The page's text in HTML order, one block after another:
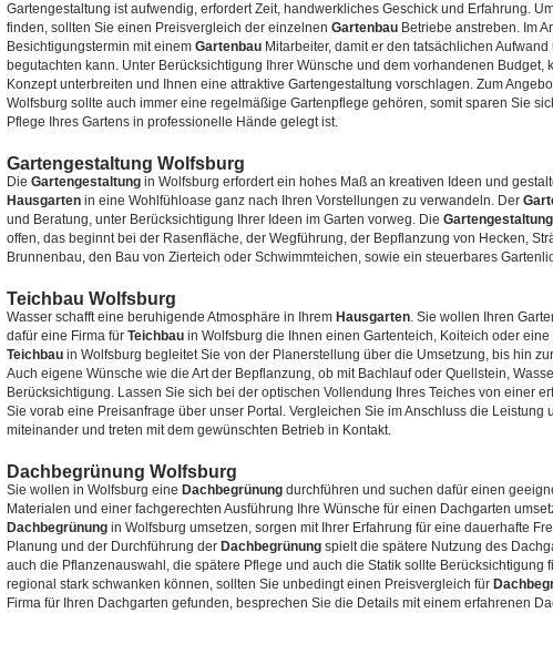
Gartengestaltung ist aufwendig, erfordert Zeit, handwerkliches Geschick und Erfahrung.
finden, sollten Sie einen Preisvergleich der einzelnen Gartenbau Betriebe anstreben. Im
Besichtigungstermin mit einem Gartenbau Mitarbeiter, damit er den tatsächlichen
begutachten kann. Unter Berücksichtigung Ihrer Wünsche und dem vorhandenen Budget,
Konzept unterbreiten und Ihnen eine attraktive Gartengestaltung vorschlagen. Zum
Wolfsburg sollte auch immer eine regelmäßige Gartenpflege gehören, somit sparen Sie
Pflege Ihres Gartens in professionelle Hände gelegt ist.
Gartengestaltung Wolfsburg
Die Gartengestaltung in Wolfsburg erfordert ein hohes Maß an kreativen Ideen und
Hausgarten in eine Wohlfühloase ganz nach Ihren Vorstellungen zu verwandeln. Der
und Beratung, unter Berücksichtigung Ihrer Ideen im Garten vorweg. Die Gartengestaltung
offen, das beginnt bei der Rasenfläche, der Wegführung, der Bepflanzung von Hecken,
Brunnenbau, den Bau von Zierteich oder Schwimmteichen, sowie ein steuerbares
Teichbau Wolfsburg
Wasser schafft eine beruhigende Atmosphäre in Ihrem Hausgarten. Sie wollen Ihren
dafür eine Firma für Teichbau in Wolfsburg die Ihnen einen Gartenteich, Koiteich oder
Teichbau in Wolfsburg begleitet Sie von der Planerstellung über die Umsetzung, bis hin
Auch eigene Wünsche wie die Art der Bepflanzung, ob mit Bachlauf oder Quellstein,
Berücksichtigung. Lassen Sie sich bei der optischen Vollendung Ihres Teiches von einer
Sie vorab eine Preisanfrage über unser Portal. Vergleichen Sie im Anschluss die Leistung
miteinander und treten mit dem gewünschten Betrieb in Kontakt.
Dachbegrünung Wolfsburg
Sie wollen in Wolfsburg eine Dachbegrünung durchführen und suchen dafür einen
Materialen und einer fachgerechten Ausführung Ihre Wünsche für einen Dachgarten
Dachbegrünung in Wolfsburg umsetzen, sorgen mit Ihrer Erfahrung für eine dauerhafte
Planung und der Durchführung der Dachbegrünung spielt die spätere Nutzung des
auch die Pflanzenauswahl, die spätere Pflege und auch die Statik sollte Berücksichtigung
regional stark schwanken können, sollten Sie unbedingt einen Preisvergleich für
Firma für Ihren Dachgarten gefunden, besprechen Sie die Details mit einem erfahrenen